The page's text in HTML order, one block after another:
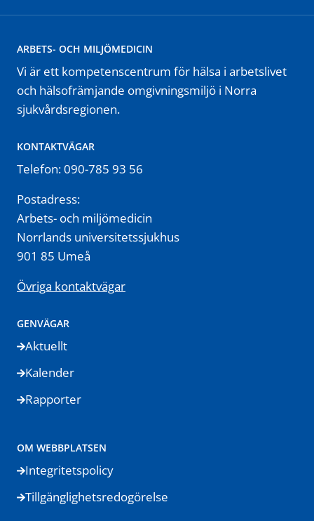
ARBETS- OCH MILJÖMEDICIN
Vi är ett kompetenscentrum för hälsa i arbetslivet
och hälsofrämjande omgivningsmiljö i Norra
sjukvårdsregionen.
KONTAKTVÄGAR
Telefon: 090-785 93 56
Postadress:
Arbets- och miljömedicin
Norrlands universitetssjukhus
901 85 Umeå
Övriga kontaktvägar
GENVÄGAR
Aktuellt
Kalender
Rapporter
OM WEBBPLATSEN
Integritetspolicy
Tillgänglighetsredogörelse